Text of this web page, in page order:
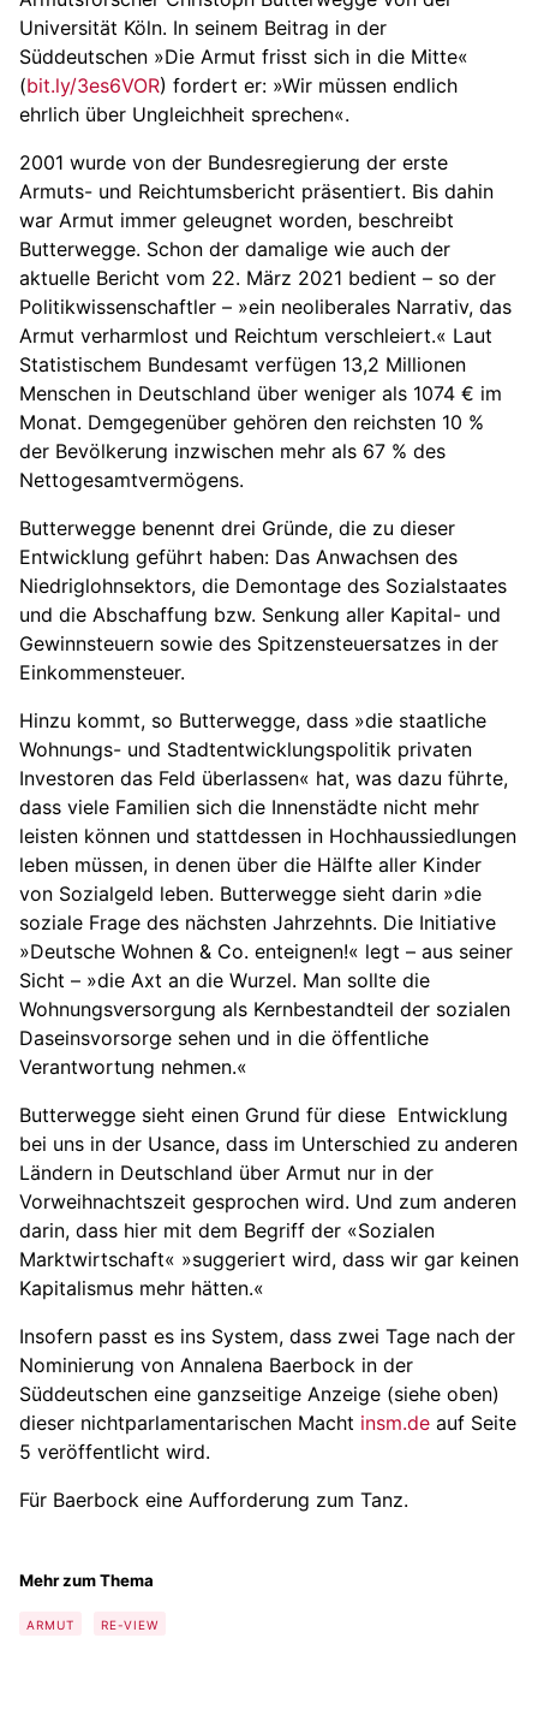
Universität Köln. In seinem Beitrag in der
Süddeutschen »Die Armut frisst sich in die Mitte«
(bit.ly/3es6VOR) fordert er: »Wir müssen endlich
ehrlich über Ungleichheit sprechen«.
2001 wurde von der Bundesregierung der erste
Armuts- und Reichtumsbericht präsentiert. Bis dahin
war Armut immer geleugnet worden, beschreibt
Butterwegge. Schon der damalige wie auch der
aktuelle Bericht vom 22. März 2021 bedient – so der
Politikwissenschaftler – »ein neoliberales Narrativ, das
Armut verharmlost und Reichtum verschleiert.« Laut
Statistischem Bundesamt verfügen 13,2 Millionen
Menschen in Deutschland über weniger als 1074 € im
Monat. Demgegenüber gehören den reichsten 10 %
der Bevölkerung inzwischen mehr als 67 % des
Nettogesamtvermögens.
Butterwegge benennt drei Gründe, die zu dieser
Entwicklung geführt haben: Das Anwachsen des
Niedriglohnsektors, die Demontage des Sozialstaates
und die Abschaffung bzw. Senkung aller Kapital- und
Gewinnsteuern sowie des Spitzensteuersatzes in der
Einkommensteuer.
Hinzu kommt, so Butterwegge, dass »die staatliche
Wohnungs- und Stadtentwicklungspolitik privaten
Investoren das Feld überlassen« hat, was dazu führte,
dass viele Familien sich die Innenstädte nicht mehr
leisten können und stattdessen in Hochhaussiedlungen
leben müssen, in denen über die Hälfte aller Kinder
von Sozialgeld leben. Butterwegge sieht darin »die
soziale Frage des nächsten Jahrzehnts. Die Initiative
»Deutsche Wohnen & Co. enteignen!« legt – aus seiner
Sicht – »die Axt an die Wurzel. Man sollte die
Wohnungsversorgung als Kernbestandteil der sozialen
Daseinsvorsorge sehen und in die öffentliche
Verantwortung nehmen.«
Butterwegge sieht einen Grund für diese Entwicklung
bei uns in der Usance, dass im Unterschied zu anderen
Ländern in Deutschland über Armut nur in der
Vorweihnachtszeit gesprochen wird. Und zum anderen
darin, dass hier mit dem Begriff der «Sozialen
Marktwirtschaft« »suggeriert wird, dass wir gar keinen
Kapitalismus mehr hätten.«
Insofern passt es ins System, dass zwei Tage nach der
Nominierung von Annalena Baerbock in der
Süddeutschen eine ganzseitige Anzeige (siehe oben)
dieser nichtparlamentarischen Macht insm.de auf Seite
5 veröffentlicht wird.
Für Baerbock eine Aufforderung zum Tanz.
Mehr zum Thema
ARMUT RE-VIEW